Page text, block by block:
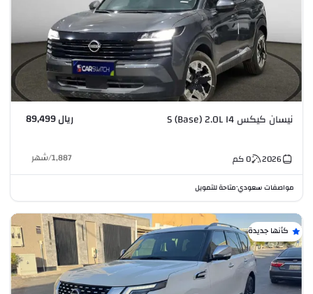
نيسان كيكس S (Base) 2.0L I4 ريال 89,499
2026
0كم 1,887
/شهر
مواصفات سعودي•متاحة للتمويل
كأنها جديدة